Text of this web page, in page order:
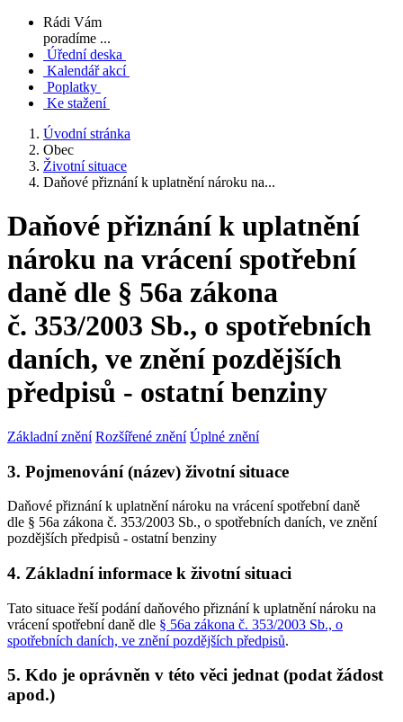
Rádi Vám
poradíme ...
Úřední deska
Kalendář akcí
Poplatky
Ke stažení
Úvodní stránka
Obec
Životní situace
Daňové přiznání k uplatnění nároku na...
Daňové přiznání k uplatnění
nároku na vrácení spotřební
daně dle § 56a zákona
č. 353/2003 Sb., o spotřebních
daních, ve znění pozdějších
předpisů - ostatní benziny
Základní znění Rozšířené znění Úplné znění
3. Pojmenování (název) životní situace
Daňové přiznání k uplatnění nároku na vrácení spotřební daně
dle § 56a zákona č. 353/2003 Sb., o spotřebních daních, ve znění
pozdějších předpisů - ostatní benziny
4. Základní informace k životní situaci
Tato situace řeší podání daňového přiznání k uplatnění nároku na
vrácení spotřební daně dle § 56a zákona č. 353/2003 Sb., o
spotřebních daních, ve znění pozdějších předpisů.
5. Kdo je oprávněn v této věci jednat (podat žádost
apod.)